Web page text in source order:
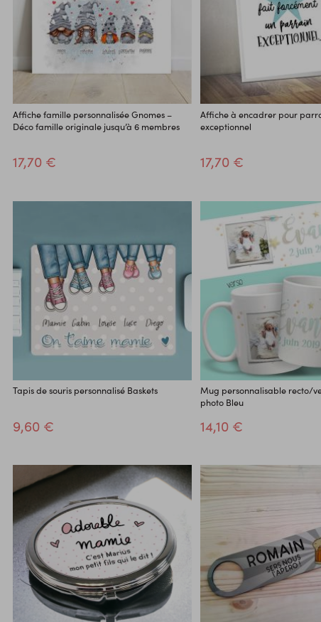
Affiche famille personnalisée Gnomes –
Déco famille originale jusqu’à 6 membres
17,70 €
Affiche à encadrer pour
exceptionnel
17,70 €
Tapis de souris personnalisé Baskets
9,60 €
Mug personnalisable recto/
photo Bleu
14,10 €